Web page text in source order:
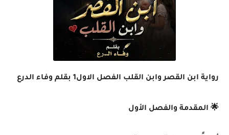
رواية ابن القصر وابن القلب الفصل الاول1 بقلم وفاء الدرع
🌟 المقدمة والفصل الأول